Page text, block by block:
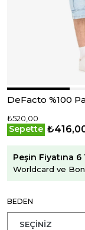
DeFacto %100
₺520,00
Sepette
Peşin Fiyatına
Worldcard ve
BEDEN